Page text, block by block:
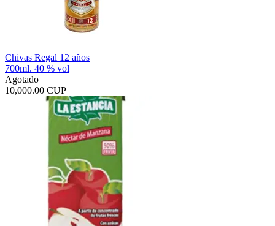
Chivas Regal 12 años
700ml. 40 % vol
Agotado
10,000.00 CUP